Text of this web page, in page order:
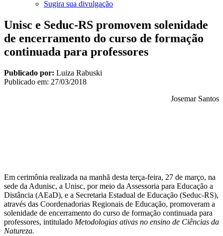
Sugira sua divulgação
Unisc e Seduc-RS promovem solenidade
de encerramento do curso de formação
continuada para professores
Publicado por: Luiza Rabuski
Publicado em: 27/03/2018
Josemar Santos
Em cerimônia realizada na manhã desta terça-feira, 27 de março, na
sede da Adunisc, a Unisc, por meio da Assessoria para Educação a
Distância (AEaD), e a Secretaria Estadual de Educação (Seduc-RS),
através das Coordenadorias Regionais de Educação, promoveram a
solenidade de encerramento do curso de formação continuada para
professores, intitulado Metodologias ativas no ensino de Ciências da
Natureza.